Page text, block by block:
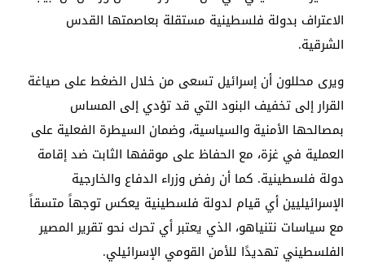
الاعتراف بدولة فلسطينية مستقلة بعاصمتها القدس
الشرقية.
ويرى محللون أن إسرائيل تسعى من خلال الضغط على صياغة
القرار إلى تخفيف البنود التي قد تؤدي إلى المساس
بمصالحها الأمنية والسياسية، وضمان السيطرة الفعلية على
العملية في غزة، مع الحفاظ على موقفها الثابت ضد إقامة
دولة فلسطينية. كما أن رفض وزراء الدفاع والخارجية
الإسرائيليين أي قيام لدولة فلسطينية يعكس توجهاً متسقاً
مع سياسات نتنياهو، الذي يعتبر أي تحرك نحو تقرير المصير
الفلسطيني تهديدًا للأمن القومي الإسرائيلي.